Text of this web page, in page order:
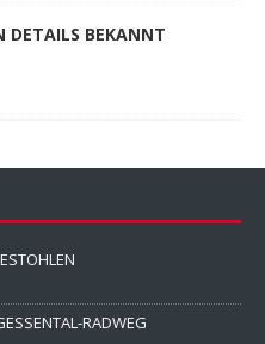
DETAILS BEKANNT
RADWEG